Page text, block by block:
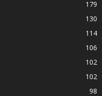
179
130
114
106
102
102
98